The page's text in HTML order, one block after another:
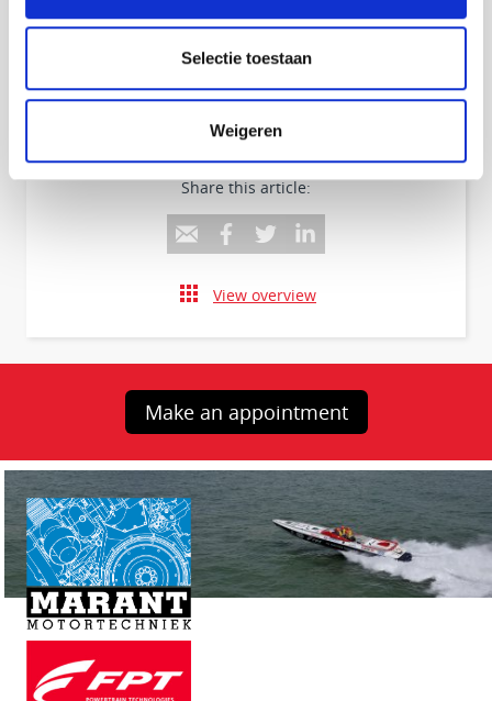
Selectie toestaan
Weigeren
Tot ziens in Gorinchem.
Bestel hier uw kaarten
Stel uw vraag!
Share this article:
View overview
Make an appointment